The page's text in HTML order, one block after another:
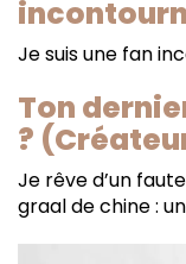
Je suis une fan
Ton
?
Je rêve d’un
graal de chine :